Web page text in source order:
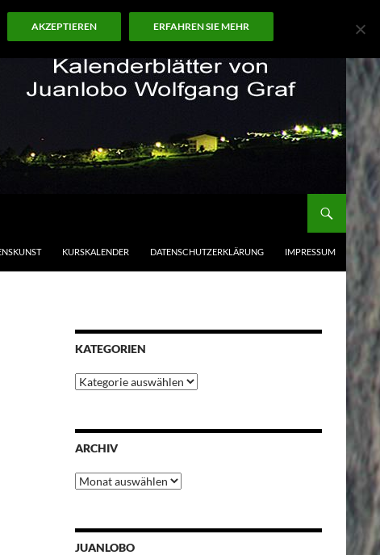
KURSKALENDER DATENSCHUTZERKLÄRUNG IMPRESSUM
KATEGORIEN
Kategorien
ARCHIV
Archiv
JUANLOBO
AKZEPTIEREN ERFAHREN SIE MEHR